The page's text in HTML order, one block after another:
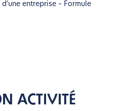
entreprise – Formule
ACTIVITÉ